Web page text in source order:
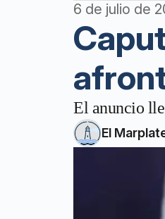
6 de julio de
El anuncio
El